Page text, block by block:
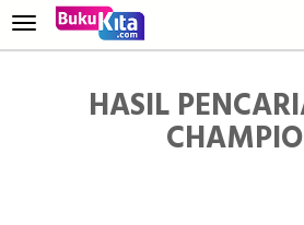
HASIL